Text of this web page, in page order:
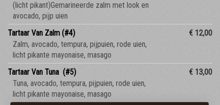
(licht pikant)Gemarineerde zalm met look en
avocado, pijp uien
Tartaar Van Zalm (#4)
Zalm, avocado, tempura, pijpuien, rode uien,
licht pikante mayonaise, masago
€ 12,00
Tartaar Van Tuna (#5)
Tuna, avocado, tempura, pijpuien, rode uien,
licht pikante mayonaise, masago
€ 13,00